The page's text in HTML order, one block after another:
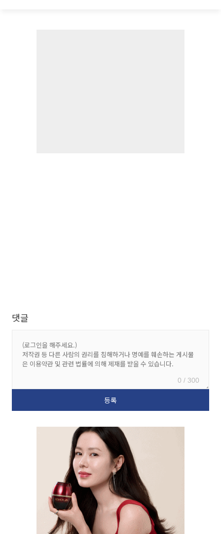
댓글
0 / 300